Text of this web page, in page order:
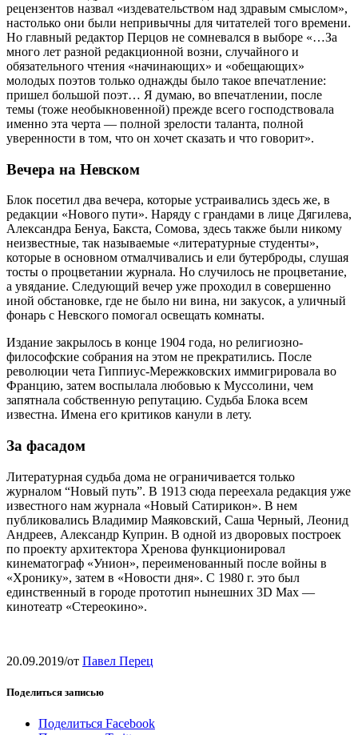
рецензентов назвал «издевательством над здравым смыслом»,
настолько они были непривычны для читателей того времени.
Но главный редактор Перцов не сомневался в выборе «…За
много лет разной редакционной возни, случайного и
обязательного чтения «начинающих» и «обещающих»
молодых поэтов только однажды было такое впечатление:
пришел большой поэт… Я думаю, во впечатлении, после
темы (тоже необыкновенной) прежде всего господствовала
именно эта черта — полной зрелости таланта, полной
уверенности в том, что он хочет сказать и что говорит».
Вечера на Невском
Блок посетил два вечера, которые устраивались здесь же, в
редакции «Нового пути». Наряду с грандами в лице Дягилева,
Александра Бенуа, Бакста, Сомова, здесь также были никому
неизвестные, так называемые «литературные студенты»,
которые в основном отмалчивались и ели бутерброды, слушая
тосты о процветании журнала. Но случилось не процветание,
а увядание. Следующий вечер уже проходил в совершенно
иной обстановке, где не было ни вина, ни закусок, а уличный
фонарь с Невского помогал освещать комнаты.
Издание закрылось в конце 1904 года, но религиозно-
философские собрания на этом не прекратились. После
революции чета Гиппиус-Мережковских иммигрировала во
Францию, затем воспылала любовью к Муссолини, чем
запятнала собственную репутацию. Судьба Блока всем
известна. Имена его критиков канули в лету.
За фасадом
Литературная судьба дома не ограничивается только
журналом “Новый путь”. В 1913 сюда переехала редакция уже
известного нам журнала «Новый Сатирикон». В нем
публиковались Владимир Маяковский, Саша Черный, Леонид
Андреев, Александр Куприн. В одной из дворовых построек
по проекту архитектора Хренова функционировал
кинематограф «Унион», переименованный после войны в
«Хронику», затем в «Новости дня». C 1980 г. это был
единственный в городе прототип нынешних 3D Мах —
кинотеатр «Стереокино».
20.09.2019/от Павел Перец
Поделиться записью
Поделиться Facebook